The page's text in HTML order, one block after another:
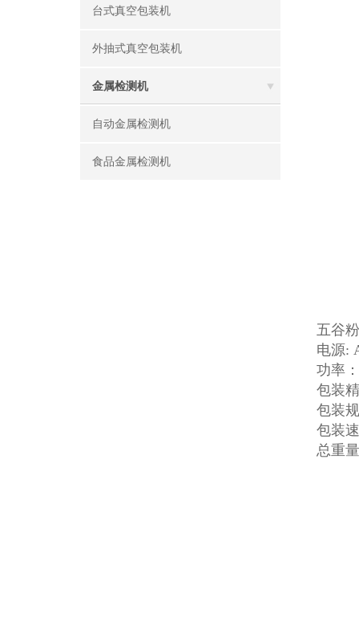
台式真空包装机
外抽式真空包装机
金属检测机
自动金属检测机
食品金属检测机
五谷
电源:
功率
包装
包装
包装
总重